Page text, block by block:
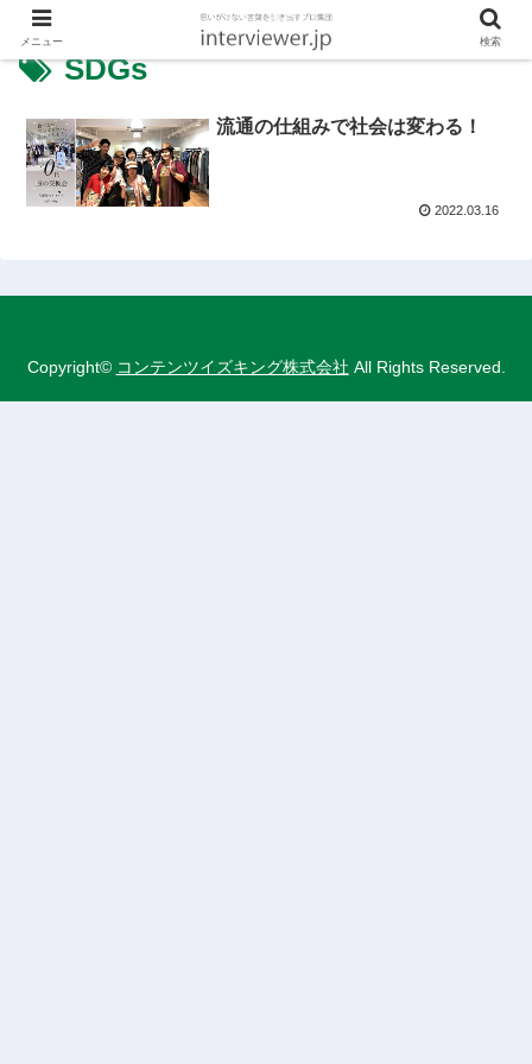
SDGs
流通の仕組みで社会は変わる！
2022.03.16
Copyright© コンテンツイズキング株式会社 All Rights Reserved.
メニュー 検索